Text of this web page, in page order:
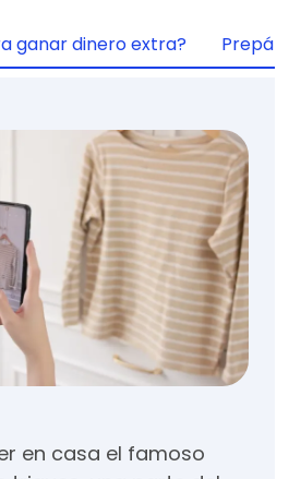
ganar dinero extra?
en casa el famoso